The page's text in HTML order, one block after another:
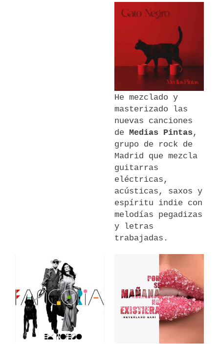
He mezclado y
masterizado las
nuevas canciones
de Medias Pintas,
grupo de rock de
Madrid que mezcla
guitarras
eléctricas,
acústicas, saxos y
espíritu indie con
melodías pegadizas
y letras
trabajadas.